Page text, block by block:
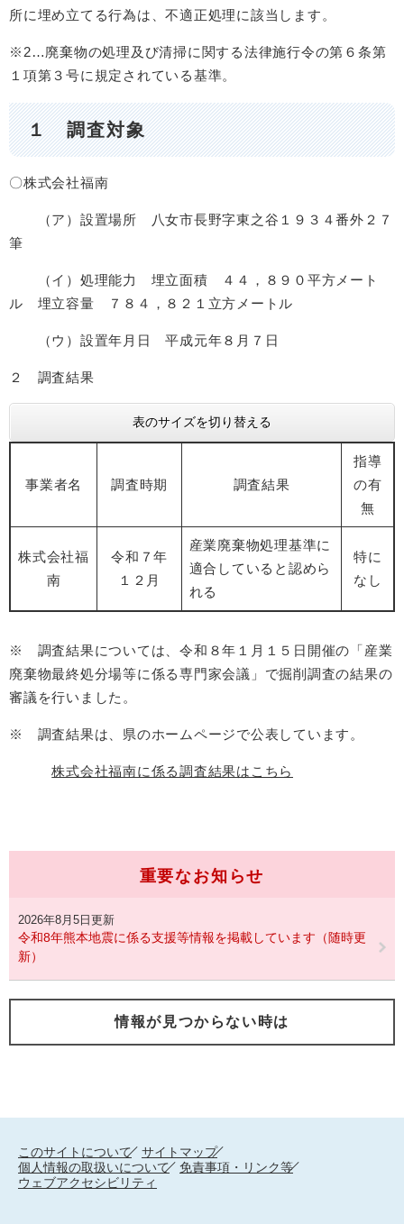
所に埋め立てる行為は、不適正処理に該当します。
※2…廃棄物の処理及び清掃に関する法律施行令の第６条第
１項第３号に規定されている基準。
１ 調査対象
〇株式会社福南
（ア）設置場所 八女市長野字東之谷１９３４番外２７
筆
（イ）処理能力 埋立面積 ４４，８９０平方メート
ル 埋立容量 ７８４，８２１立方メートル
（ウ）設置年月日 平成元年８月７日
２ 調査結果
表のサイズを切り替える
事業者名 調査時期 調査結果
指導
の有
無
株式会社福
南
令和７年
１２月
産業廃棄物処理基準に
適合していると認めら
れる
特に
なし
※ 調査結果については、令和８年１月１５日開催の「産業
廃棄物最終処分場等に係る専門家会議」で掘削調査の結果の
審議を行いました。
※ 調査結果は、県のホームページで公表しています。
株式会社福南に係る調査結果はこちら
重要なお知らせ
2026年8月5日更新
令和8年熊本地震に係る支援等情報を掲載しています（随時更
新）
情報が見つからない時は
このサイトについて
サイトマップ
個人情報の取扱いについて
免責事項・リンク等
ウェブアクセシビリティ